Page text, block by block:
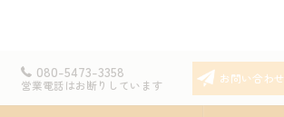
080-5473-3358
営業電話はお断りしています
お問い合わせ